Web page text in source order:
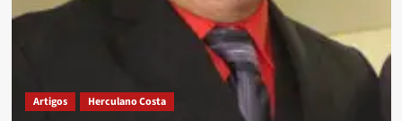
Artigos Herculano Costa